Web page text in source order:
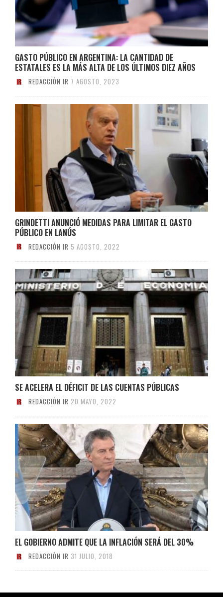
GASTO PÚBLICO EN ARGENTINA: LA CANTIDAD DE
ESTATALES ES LA MÁS ALTA DE LOS ÚLTIMOS DIEZ AÑOS
REDACCIÓN IR 7 AGOSTO, 2023
GRINDETTI ANUNCIÓ MEDIDAS PARA LIMITAR EL GASTO
PÚBLICO EN LANÚS
REDACCIÓN IR 5 AGOSTO, 2022
SE ACELERA EL DÉFICIT DE LAS CUENTAS PÚBLICAS
REDACCIÓN IR 20 MAYO, 2022
EL GOBIERNO ADMITE QUE LA INFLACIÓN SERÁ DEL 30%
REDACCIÓN IR 31 JULIO, 2018